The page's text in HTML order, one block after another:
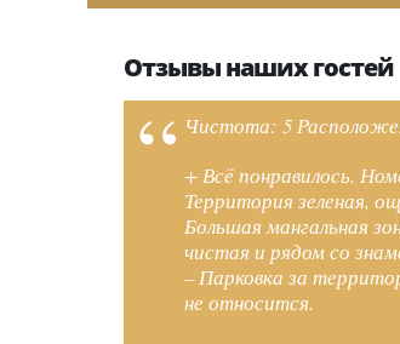
Отзывы наших гостей
Чистота: 5
+ Всё понравилось.
Территория зеленая,
Большая мангальная
чистая и рядом со
– Парковка за
не относится.